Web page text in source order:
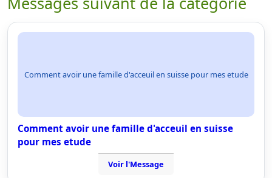
Comment avoir une famille d'acceuil en suisse pour mes etude
Comment avoir une famille d'acceuil en suisse
pour mes etude
Voir l'Message